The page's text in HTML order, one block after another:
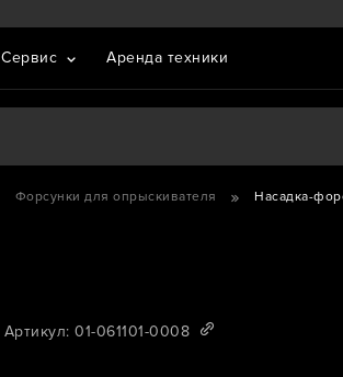
Сервис Аренда техники
Форсунки для опрыскивателя Насадка-
Артикул: 01-061101-0008